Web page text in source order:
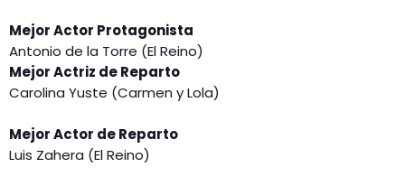
Mejor Actor Protagonista
Antonio de la Torre (El Reino)
Mejor Actriz de Reparto
Carolina Yuste (Carmen y Lola)
Mejor Actor de Reparto
Luis Zahera (El Reino)